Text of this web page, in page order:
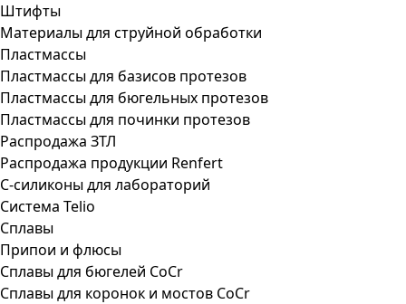
Штифты
Материалы для струйной обработки
Пластмассы
Пластмассы для базисов протезов
Пластмассы для бюгельных протезов
Пластмассы для починки протезов
Распродажа ЗТЛ
Распродажа продукции Renfert
С-силиконы для лабораторий
Система Telio
Сплавы
Припои и флюсы
Сплавы для бюгелей CoCr
Сплавы для коронок и мостов CoCr